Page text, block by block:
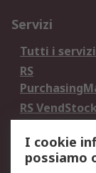
Servizi
Tutti i servizi
RS
RS
Legale
I cookie
possiamo